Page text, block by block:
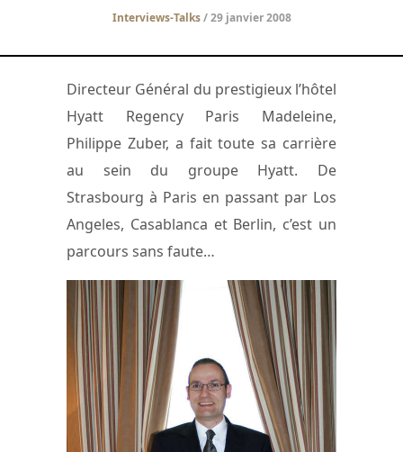
Interviews-Talks/ 29 janvier 2008
Directeur Général du prestigieux l’hôtel
Hyatt Regency Paris Madeleine,
Philippe Zuber, a fait toute sa carrière
au sein du groupe Hyatt. De
Strasbourg à Paris en passant par Los
Angeles, Casablanca et Berlin, c’est un
parcours sans faute…